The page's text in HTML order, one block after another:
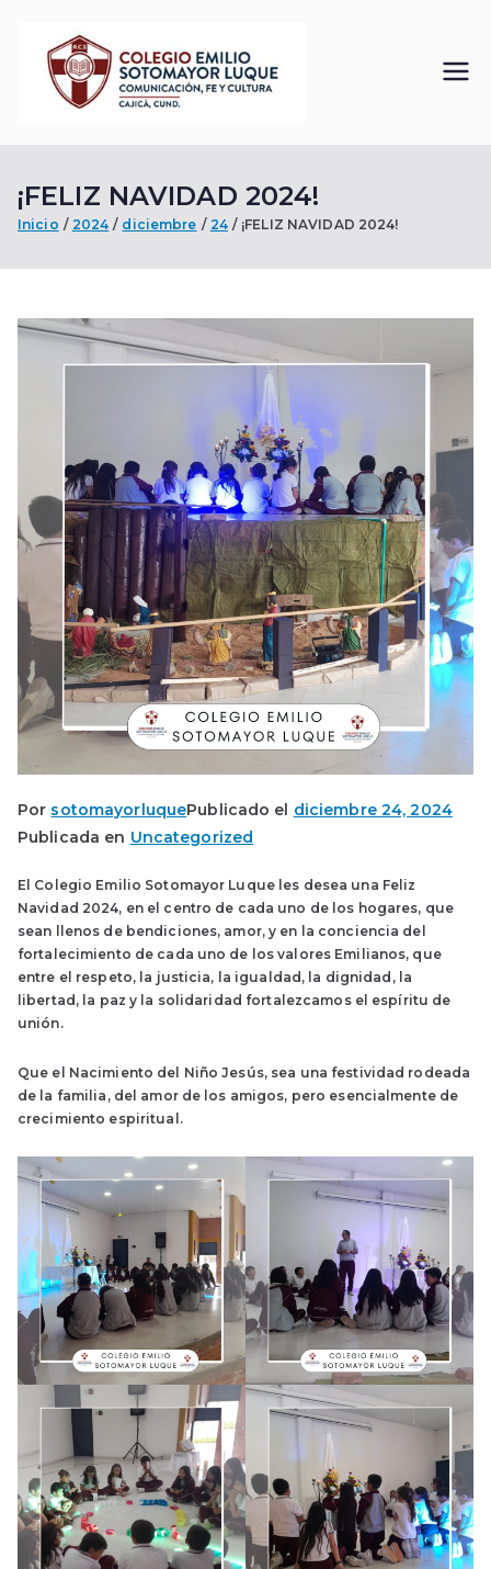
contenido
Emilio
Sotom
ayor
Luque
Comunicación, Fe
¡FELIZ NAVIDAD 2024!
Inicio 2024 diciembre 24 ¡FELIZ NAVIDAD 2024!
Por sotomayorluquePublicado el diciembre 24, 2024
Publicada en Uncategorized
El Colegio Emilio Sotomayor Luque les desea una Feliz
Navidad 2024, en el centro de cada uno de los hogares, que
sean llenos de bendiciones, amor, y en la conciencia del
fortalecimiento de cada uno de los valores Emilianos, que
entre el respeto, la justicia, la igualdad, la dignidad, la
libertad, la paz y la solidaridad fortalezcamos el espíritu de
unión.
Que el Nacimiento del Niño Jesús, sea una festividad rodeada
de la familia, del amor de los amigos, pero esencialmente de
crecimiento espiritual.